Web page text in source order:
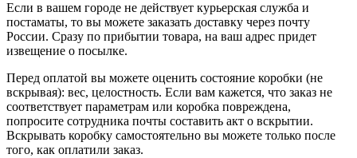
Если в вашем городе не действует курьерская служба и
постаматы, то вы можете заказать доставку через почту
России. Сразу по прибытии товара, на ваш адрес придет
извещение о посылке.
Перед оплатой вы можете оценить состояние коробки (не
вскрывая): вес, целостность. Если вам кажется, что заказ не
соответствует параметрам или коробка повреждена,
попросите сотрудника почты составить акт о вскрытии.
Вскрывать коробку самостоятельно вы можете только после
того, как оплатили заказ.